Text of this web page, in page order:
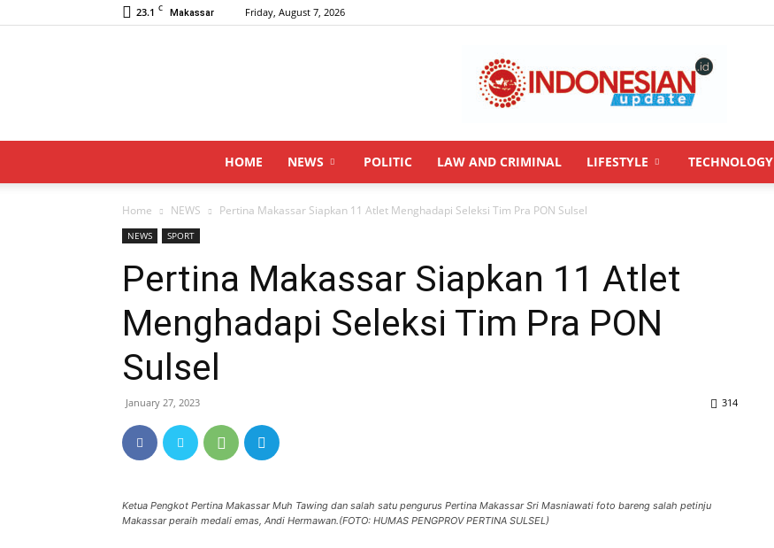
23.1 C Makassar Friday, August 7, 2026
HOME NEWS POLITIC LAW AND CRIMINAL LIFESTYLE TECHNOLOGY
Home NEWS Pertina Makassar Siapkan 11 Atlet Menghadapi Seleksi Tim Pra PON Sulsel
NEWS SPORT
Pertina Makassar Siapkan 11 Atlet
Menghadapi Seleksi Tim Pra PON
Sulsel
January 27, 2023 314
Ketua Pengkot Pertina Makassar Muh Tawing dan salah satu pengurus Pertina Makassar Sri Masniawati foto bareng salah petinju
Makassar peraih medali emas, Andi Hermawan.(FOTO: HUMAS PENGPROV PERTINA SULSEL)